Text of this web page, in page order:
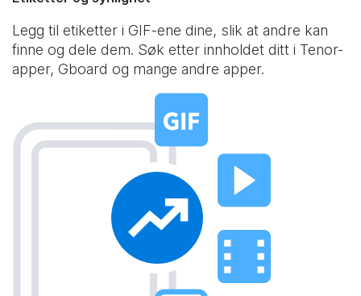
Legg til etiketter i GIF-ene dine, slik at andre kan
finne og dele dem. Søk etter innholdet ditt i Tenor-
apper, Gboard og mange andre apper.